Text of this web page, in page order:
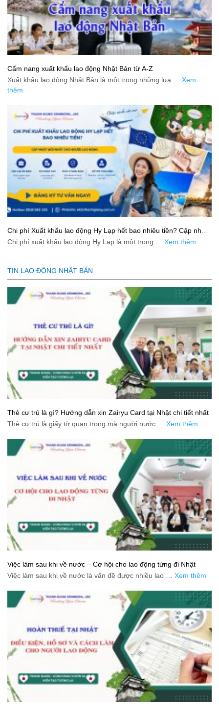
Cẩm nang xuất khẩu lao động Nhật Bản từ A-Z
Xuất khẩu lao động Nhật Bản là một trong những lựa … Xem
thêm
Chi phí Xuất khẩu lao động Hy Lạp hết bao nhiêu tiền? Cập nhật
mới nhất 2026
Chi phí xuất khẩu lao động Hy Lạp là một trong … Xem thêm
TIN LAO ĐỘNG NHẬT BẢN
Thẻ cư trú là gì? Hướng dẫn xin Zairyu Card tại Nhật chi tiết nhất
Thẻ cư trú là giấy tờ quan trọng mà người nước … Xem thêm
Việc làm sau khi về nước – Cơ hội cho lao động từng đi Nhật
Việc làm sau khi về nước là vấn đề được nhiều lao … Xem thêm